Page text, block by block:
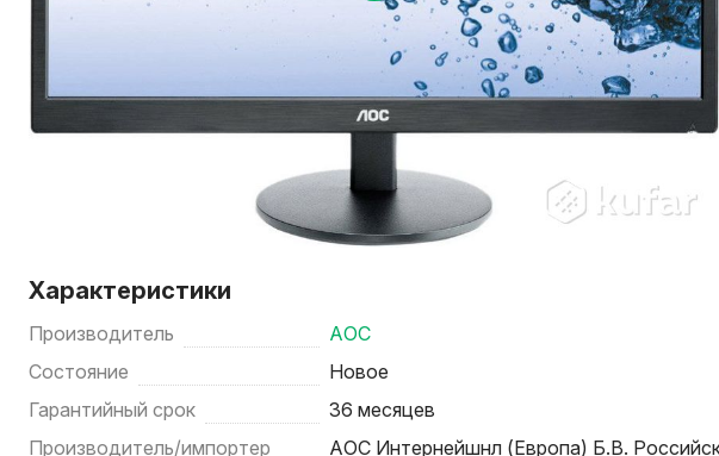
Характеристики
Производитель
AOC
Состояние
Новое
Гарантийный срок
36 месяцев
Производитель/импортер
АОС Интернейшнл (Европа) Б.В.